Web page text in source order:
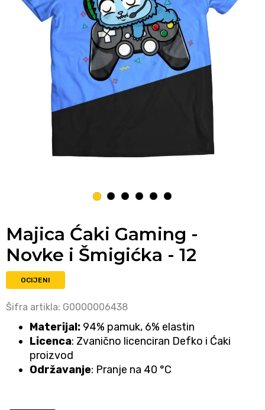
1 2 3 4 5 6
Majica Ćaki Gaming -
Novke i Šmigićka - 12
OCIJENI
Šifra artikla: G0000006438
Materijal: 94% pamuk, 6% elastin
Licenca: Zvanično licenciran Defko i Ćaki
proizvod
Održavanje: Pranje na 40 °C